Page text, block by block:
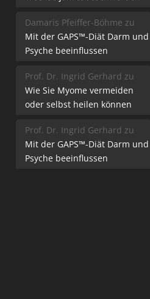
Damaris Pfeiffer-Böhme zu
Mit der GAPS™-Diät Darm und
Psyche beeinflussen
Prof. Dr. Ingrid Gerhard zu
Wie Sie Myome vermeiden
oder selbst heilen können
Prof. Dr. Ingrid Gerhard zu
Mit der GAPS™-Diät Darm und
Psyche beeinflussen